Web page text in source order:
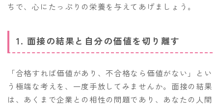
ちで、心にたっぷりの栄養を与えてあげましょう。
1. 面接の結果と自分の価値を切り離す
「合格すれば価値があり、不合格なら価値がない」とい
う極端な考えを、一度手放してみませんか。面接の結果
は、あくまで企業との相性の問題であり、あなたの人間